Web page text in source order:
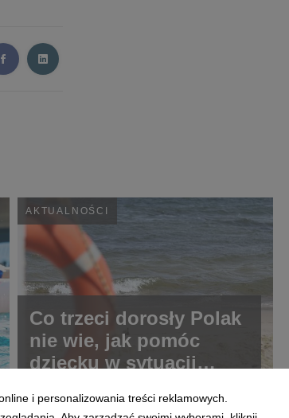
AKTUALNOŚCI
Co trzeci dorosły Polak
nie wie, jak pomóc
dziecku w sytuacji
ostrzegają po tragicznej
i personalizowania treści reklamowych.